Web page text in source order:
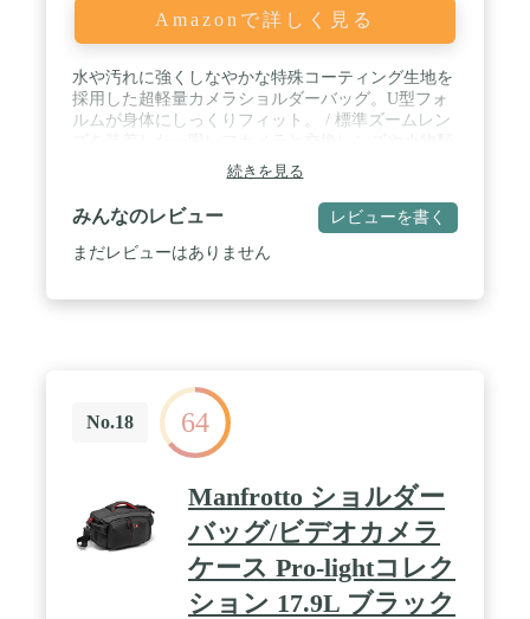
Amazonで詳しく見る
水や汚れに強くしなやかな特殊コーティング生地を
採用した超軽量カメラショルダーバッグ。U型フォ
ルムが身体にしっくりフィット。 / 標準ズームレン
をしっかり収納。背面側にはA4書類や11インチクラ
スのタブレットPCを収納可能。 / 機材の一覧性に優
れた大きく開くメイン収納部、フロントにファスナ
ーポケット、サイドと背面には使いやすいオープン
ポケットを装備。 / カメラ収納部内寸法 : 約
続きを見る
みんなのレビュー レビューを書く
まだレビューはありません
No.18 64
Manfrotto ショルダー
バッグ/ビデオカメラ
ケース Pro-lightコレク
ション 17.9L ブラック